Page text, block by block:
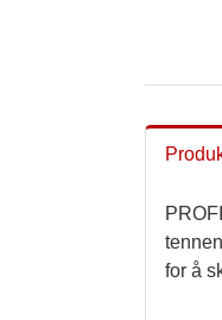
for å